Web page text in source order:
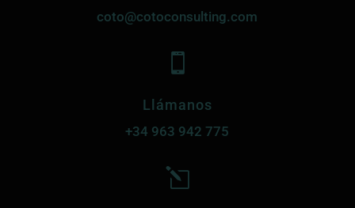
coto@cotoconsulting.com

Llámanos
+34 963 942 775
l